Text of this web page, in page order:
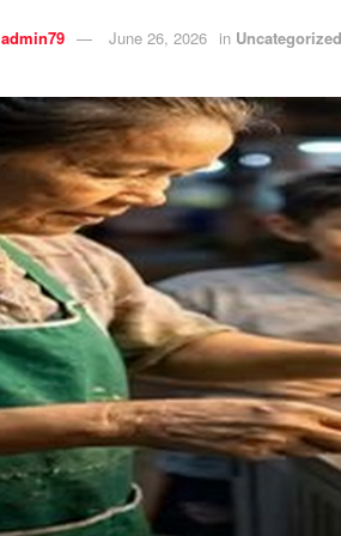
admin79 June 26, 2026 in Uncategorized